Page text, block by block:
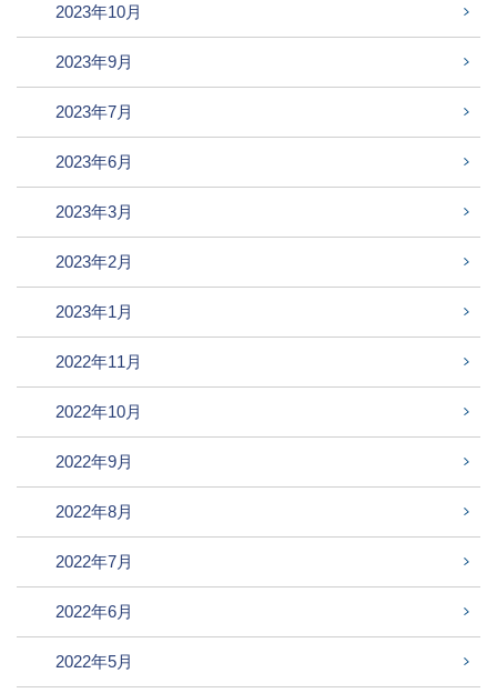
2023年10月
2023年9月
2023年7月
2023年6月
2023年3月
2023年2月
2023年1月
2022年11月
2022年10月
2022年9月
2022年8月
2022年7月
2022年6月
2022年5月